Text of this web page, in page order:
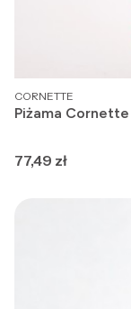
PRODUCENT
CORNETTE
Piżama Cornette
Cena
77,49 zł